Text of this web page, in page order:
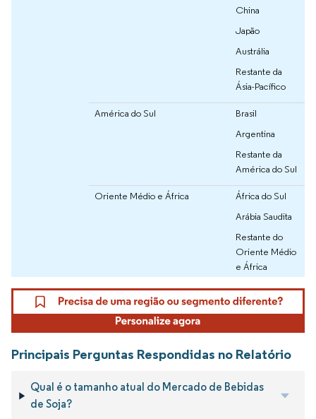
China
Japão
Austrália
Restante da
Ásia-Pacífico
América do Sul
Brasil
Argentina
Restante da
América do Sul
Oriente Médio e África
África do Sul
Arábia Saudita
Restante do
Oriente Médio
e África
Principais Perguntas Respondidas no Relatório
Qual é o tamanho atual do Mercado de Bebidas
de Soja?